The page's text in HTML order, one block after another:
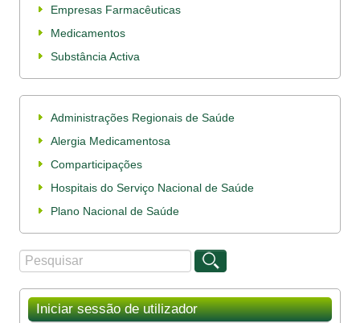
Empresas Farmacêuticas
Medicamentos
Substância Activa
Administrações Regionais de Saúde
Alergia Medicamentosa
Comparticipações
Hospitais do Serviço Nacional de Saúde
Plano Nacional de Saúde
Formulário de procura
Procurar
Iniciar sessão de utilizador